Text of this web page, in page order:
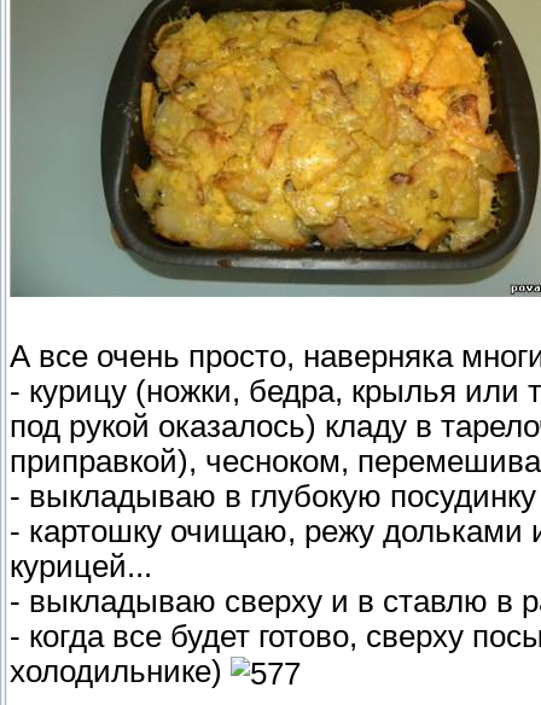
А все очень просто, наверняка
- курицу (ножки, бедра, крылья или
под рукой оказалось) кладу в
приправкой), чесноком,
- выкладываю в глубокую
- картошку очищаю, режу дольками
курицей...
- выкладываю сверху и в ставлю в
- когда все будет готово, сверху
холодильнике)